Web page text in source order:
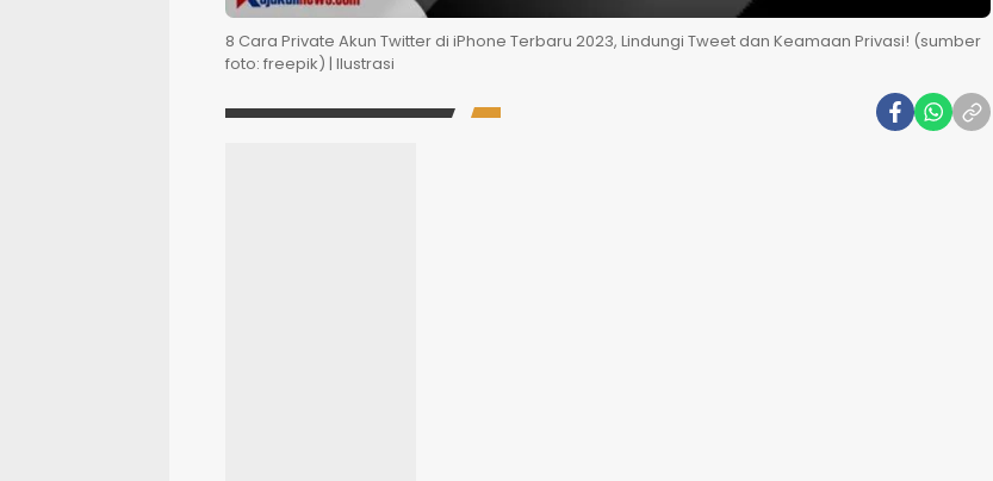
8 Cara Private Akun Twitter di iPhone Terbaru 2023, Lindungi Tweet dan Keamaan Privasi! (sumber
foto: freepik) | Ilustrasi